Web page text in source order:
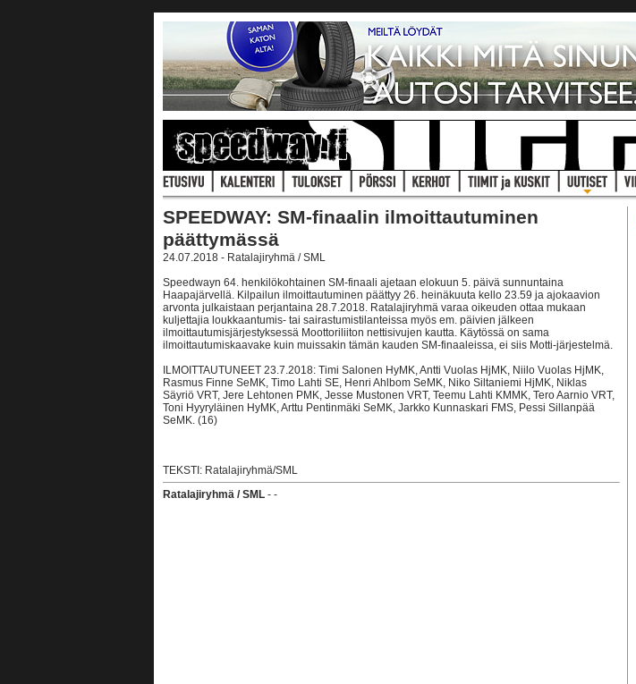
SPEEDWAY: SM-finaalin ilmoittautuminen
päättymässä
24.07.2018 - Ratalajiryhmä / SML
Speedwayn 64. henkilökohtainen SM-finaali ajetaan elokuun 5. päivä sunnuntaina
Haapajärvellä. Kilpailun ilmoittautuminen päättyy 26. heinäkuuta kello 23.59 ja ajokaavion
arvonta julkaistaan perjantaina 28.7.2018. Ratalajiryhmä varaa oikeuden ottaa mukaan
kuljettajia loukkaantumis- tai sairastumistilanteissa myös em. päivien jälkeen
ilmoittautumisjärjestyksessä Moottoriliiton nettisivujen kautta. Käytössä on sama
ilmoittautumiskaavake kuin muissakin tämän kauden SM-finaaleissa, ei siis Motti-järjestelmä.
ILMOITTAUTUNEET 23.7.2018: Timi Salonen HyMK, Antti Vuolas HjMK, Niilo Vuolas HjMK,
Rasmus Finne SeMK, Timo Lahti SE, Henri Ahlbom SeMK, Niko Siltaniemi HjMK, Niklas
Säyriö VRT, Jere Lehtonen PMK, Jesse Mustonen VRT, Teemu Lahti KMMK, Tero Aarnio VRT,
Toni Hyyryläinen HyMK, Arttu Pentinmäki SeMK, Jarkko Kunnaskari FMS, Pessi Sillanpää
SeMK. (16)
TEKSTI: Ratalajiryhmä/SML
Ratalajiryhmä / SML - -